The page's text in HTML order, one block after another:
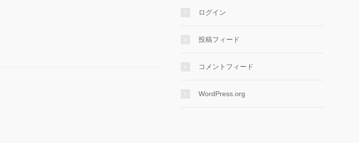
ログイン
投稿フィード
コメントフィード
WordPress.org